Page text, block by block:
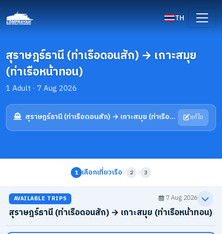
TH
สุราษฎร์ธานี (ท่าเรือดอนสัก) → เกาะสมุย
(ท่าเรือหน้าทอน)
1 Adult · 7 Aug 2026
สุราษฎร์ธานี (ท่าเรือดอนสัก) → เกาะสมุย (ท่าเรือหน้าทอน) แก้ไข
1 เลือกเที่ยวเรือ 2 3
AVAILABLE TRIPS
สุราษฎร์ธานี (ท่าเรือดอนสัก) → เกาะสมุย (ท่าเรือหน้าทอน)
7 Aug 2026